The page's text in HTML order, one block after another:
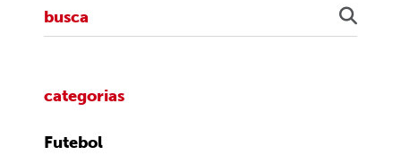
categorias
Futebol